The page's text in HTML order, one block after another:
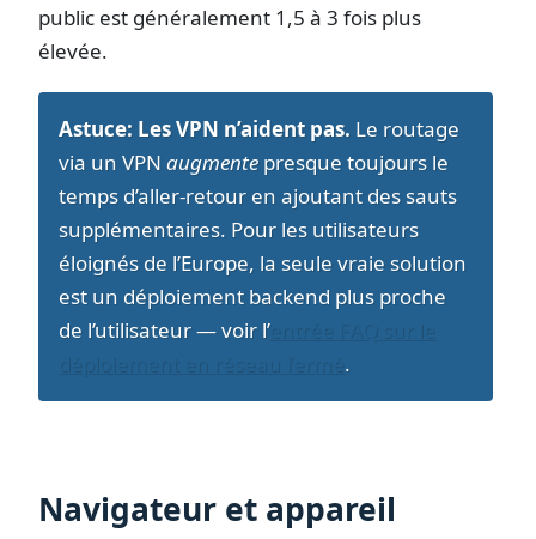
public est généralement 1,5 à 3 fois plus
élevée.
Astuce: Les VPN n’aident pas. Le routage
via un VPN augmente presque toujours le
temps d’aller-retour en ajoutant des sauts
supplémentaires. Pour les utilisateurs
éloignés de l’Europe, la seule vraie solution
est un déploiement backend plus proche
de l’utilisateur — voir l’entrée FAQ sur le
déploiement en réseau fermé.
Navigateur et appareil